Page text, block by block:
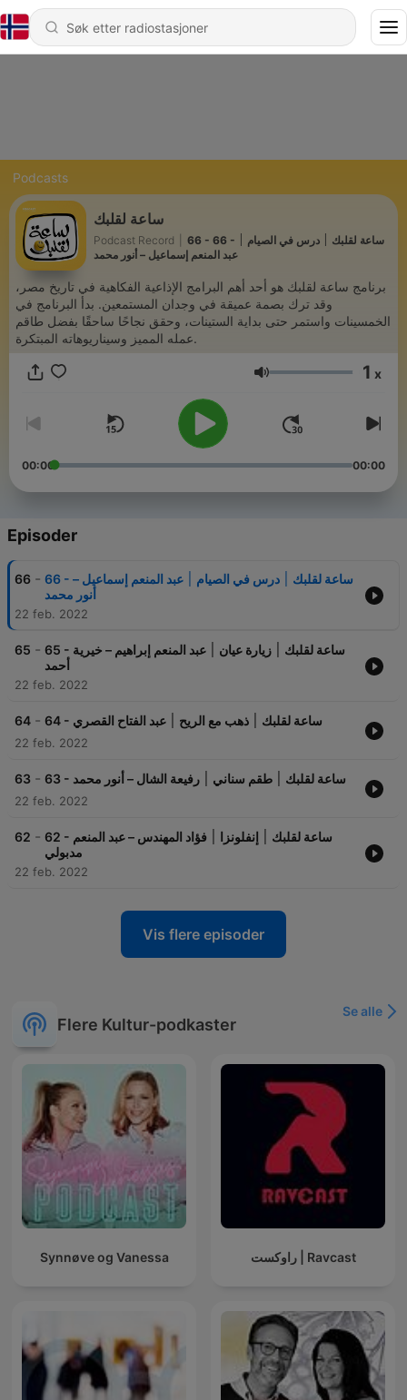
Podcasts
ساعة لقلبك
Podcast Record
66 - 66 - ساعة لقلبك ׀ درس في الصيام ׀
عبد المنعم إسماعيل – أنور محمد
برنامج ساعة لقلبك هو أحد أهم البرامج الإذاعية الفكاهية في تاريخ مصر،
وقد ترك بصمة عميقة في وجدان المستمعين. بدأ البرنامج في
الخمسينات واستمر حتى بداية الستينات، وحقق نجاحًا ساحقًا بفضل طاقم
عمله المميز وسيناريوهاته المبتكرة.
Volum 1 x
00:00 00:00
Episoder
66 - 66 - ساعة لقلبك ׀ درس في الصيام ׀ عبد المنعم إسماعيل –
أنور محمد
22 feb. 2022
65 - 65 - ساعة لقلبك ׀ زيارة عيان ׀ عبد المنعم إبراهيم – خيرية
أحمد
22 feb. 2022
64 - 64 - ساعة لقلبك ׀ ذهب مع الريح ׀ عبد الفتاح القصري
22 feb. 2022
63 - 63 - ساعة لقلبك ׀ طقم سناني ׀ رفيعة الشال – أنور محمد
22 feb. 2022
62 - 62 - ساعة لقلبك ׀ إنفلونزا ׀ فؤاد المهندس – عبد المنعم
مدبولي
22 feb. 2022
Vis flere episoder
Flere Kultur-podkaster
Se alle
Synnøve og Vanessa راوکست | Ravcast